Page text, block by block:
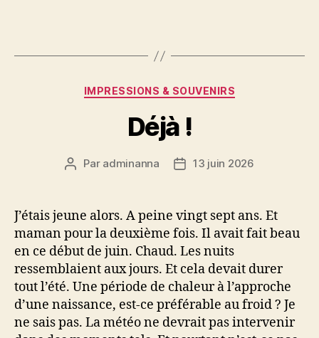
Catégories
IMPRESSIONS & SOUVENIRS
Déjà !
Auteur
Par adminanna
Date13 juin 2026
J’étais jeune alors. A peine vingt sept ans. Et
maman pour la deuxième fois. Il avait fait beau
en ce début de juin. Chaud. Les nuits
ressemblaient aux jours. Et cela devait durer
tout l’été. Une période de chaleur à l’approche
d’une naissance, est-ce préférable au froid ? Je
ne sais pas. La météo ne devrait pas intervenir